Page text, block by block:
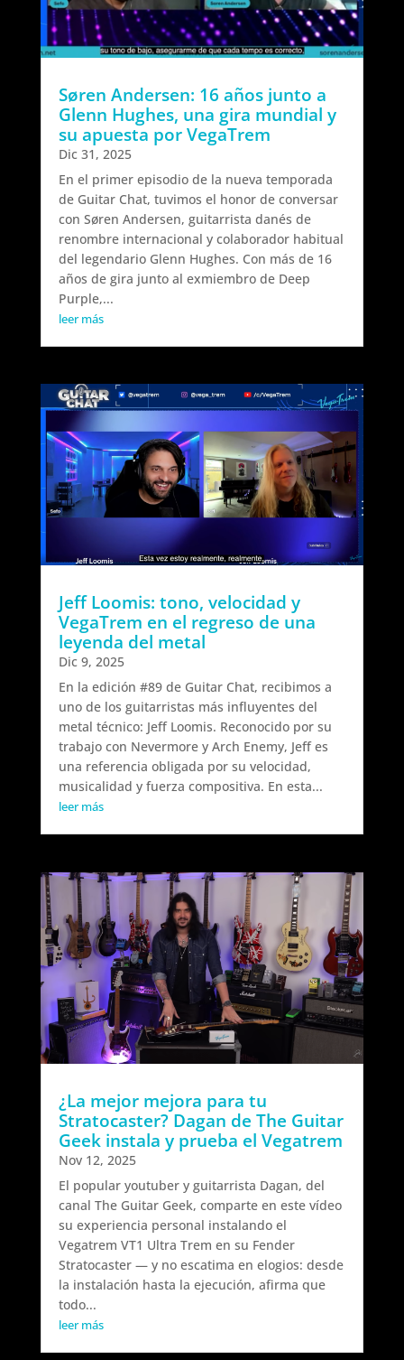
Søren Andersen: 16 años junto a
Glenn Hughes, una gira mundial y
su apuesta por VegaTrem
Dic 31, 2025
En el primer episodio de la nueva temporada
de Guitar Chat, tuvimos el honor de conversar
con Søren Andersen, guitarrista danés de
renombre internacional y colaborador habitual
del legendario Glenn Hughes. Con más de 16
años de gira junto al exmiembro de Deep
Purple,...
leer más
Jeff Loomis: tono, velocidad y
VegaTrem en el regreso de una
leyenda del metal
Dic 9, 2025
En la edición #89 de Guitar Chat, recibimos a
uno de los guitarristas más influyentes del
metal técnico: Jeff Loomis. Reconocido por su
trabajo con Nevermore y Arch Enemy, Jeff es
una referencia obligada por su velocidad,
musicalidad y fuerza compositiva. En esta...
leer más
¿La mejor mejora para tu
Stratocaster? Dagan de The Guitar
Geek instala y prueba el Vegatrem
Nov 12, 2025
El popular youtuber y guitarrista Dagan, del
canal The Guitar Geek, comparte en este vídeo
su experiencia personal instalando el
Vegatrem VT1 Ultra Trem en su Fender
Stratocaster — y no escatima en elogios: desde
la instalación hasta la ejecución, afirma que
todo...
leer más